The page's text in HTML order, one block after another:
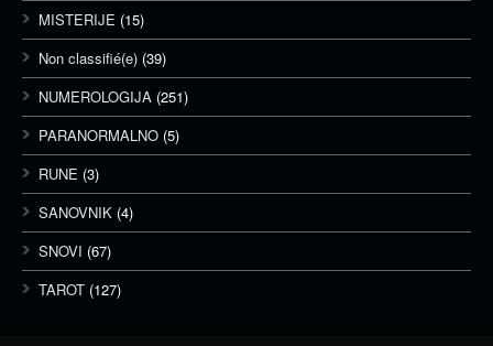
MISTERIJE (15)
Non classifié(e) (39)
NUMEROLOGIJA (251)
PARANORMALNO (5)
RUNE (3)
SANOVNIK (4)
SNOVI (67)
TAROT (127)